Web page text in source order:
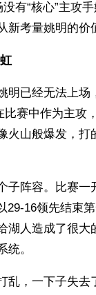
有“核心”主攻
考量姚明的价
明已经无法上
比赛中作为主攻
火山般爆发，
子阵容。比赛
16领先结束
湖人造成了很
。
乱，一下子失